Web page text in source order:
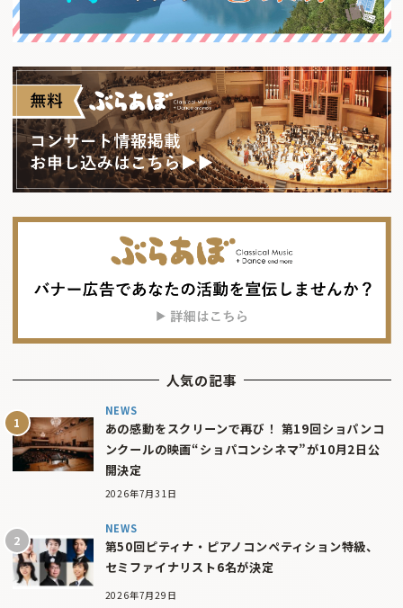
人気の記事
NEWS
あの感動をスクリーンで再び！ 第19回ショパンコ
ンクールの映画“ショパコンシネマ”が10月2日公
開決定
2026年7月31日
NEWS
第50回ピティナ・ピアノコンペティション特級、
セミファイナリスト6名が決定
2026年7月29日